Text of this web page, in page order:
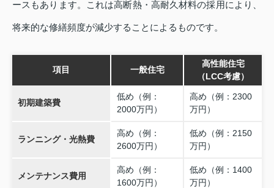
ースもあります。これは高断熱・高耐久材料の採用により、
将来的な修繕頻度が減少することによるものです。
項目 一般住宅
高性能住宅
（LCC考慮）
初期建築費
低め（例：
2000万円）
高め（例：2300
万円）
ランニング・光熱費
高め（例：
2600万円）
低め（例：2150
万円）
メンテナンス費用
高め（例：
1600万円）
低め（例：1400
万円）